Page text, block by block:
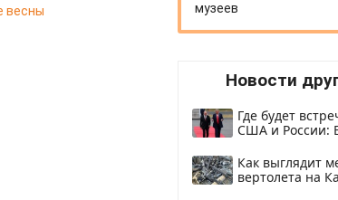
весны
музеев
Новости
Где будет
США и России:
Как выглядит
вертолета на